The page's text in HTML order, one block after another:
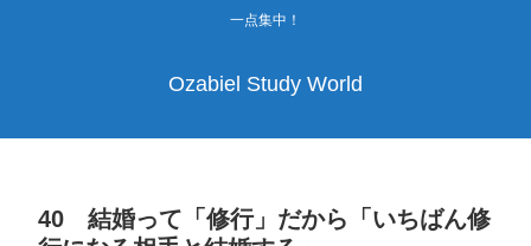
一点集中！
Ozabiel Study World
40 結婚って「修行」だから「いちばん修